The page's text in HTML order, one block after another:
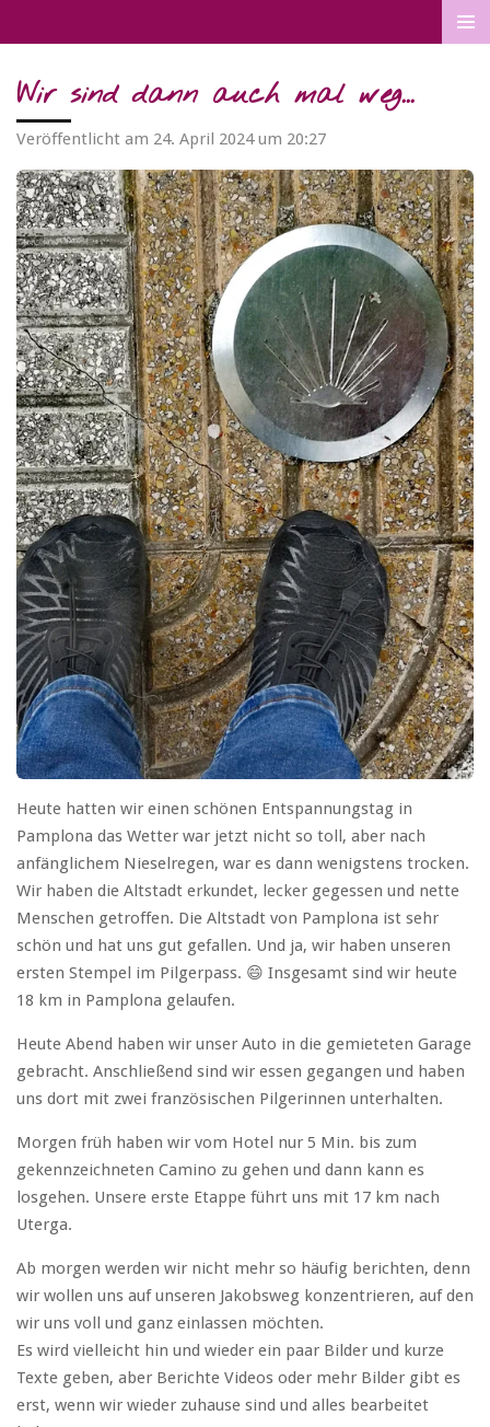
springen
Wir sind dann auch mal weg...
Veröffentlicht am 24. April 2024 um 20:27
Heute hatten wir einen schönen Entspannungstag in
Pamplona das Wetter war jetzt nicht so toll, aber nach
anfänglichem Nieselregen, war es dann wenigstens trocken.
Wir haben die Altstadt erkundet, lecker gegessen und nette
Menschen getroffen. Die Altstadt von Pamplona ist sehr
schön und hat uns gut gefallen. Und ja, wir haben unseren
ersten Stempel im Pilgerpass. 😄 Insgesamt sind wir heute
18 km in Pamplona gelaufen.
Heute Abend haben wir unser Auto in die gemieteten Garage
gebracht. Anschließend sind wir essen gegangen und haben
uns dort mit zwei französischen Pilgerinnen unterhalten.
Morgen früh haben wir vom Hotel nur 5 Min. bis zum
gekennzeichneten Camino zu gehen und dann kann es
losgehen. Unsere erste Etappe führt uns mit 17 km nach
Uterga.
Ab morgen werden wir nicht mehr so häufig berichten, denn
wir wollen uns auf unseren Jakobsweg konzentrieren, auf den
wir uns voll und ganz einlassen möchten.
Es wird vielleicht hin und wieder ein paar Bilder und kurze
Texte geben, aber Berichte Videos oder mehr Bilder gibt es
erst, wenn wir wieder zuhause sind und alles bearbeitet